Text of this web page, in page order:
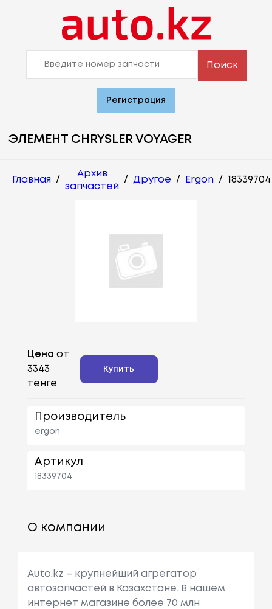
Поиск
Регистрация
ЭЛЕМЕНТ CHRYSLER VOYAGER
Главная /
Архив
запчастей
/ Другое / Ergon / 18339704
Цена от
3343
тенге
Купить
Производитель
ergon
Артикул
18339704
О компании
Auto.kz – крупнейший агрегатор
автозапчастей в Казахстане. В нашем
интернет магазине более 70 млн